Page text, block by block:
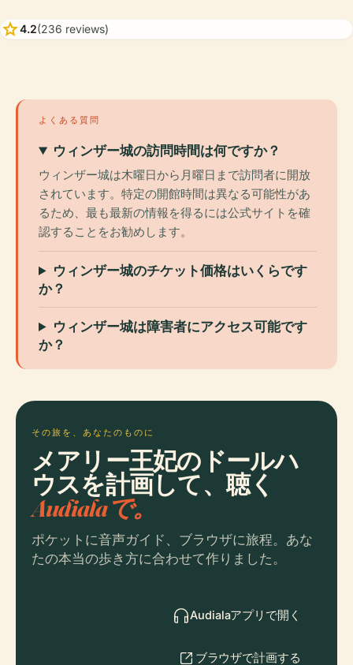
star4.2(236 reviews)
よくある質問
ウィンザー城の訪問時間は何ですか？
ウィンザー城は木曜日から月曜日まで訪問者に開放
されています。特定の開館時間は異なる可能性があ
るため、最も最新の情報を得るには公式サイトを確
認することをお勧めします。
ウィンザー城のチケット価格はいくらです
か？
ウィンザー城は障害者にアクセス可能です
か？
その旅を、あなたのものに
メアリー王妃のドールハ
ウスを計画して、聴く
Audialaで。
ポケットに音声ガイド、ブラウザに旅程。あな
たの本当の歩き方に合わせて作りました。
Audialaアプリで開く
ブラウザで計画する